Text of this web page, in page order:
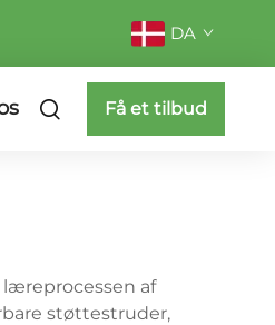
DA
Få et tilbud
af
støttestruder,